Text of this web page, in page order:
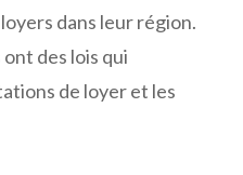
dans leur région.
des lois qui
de loyer et les